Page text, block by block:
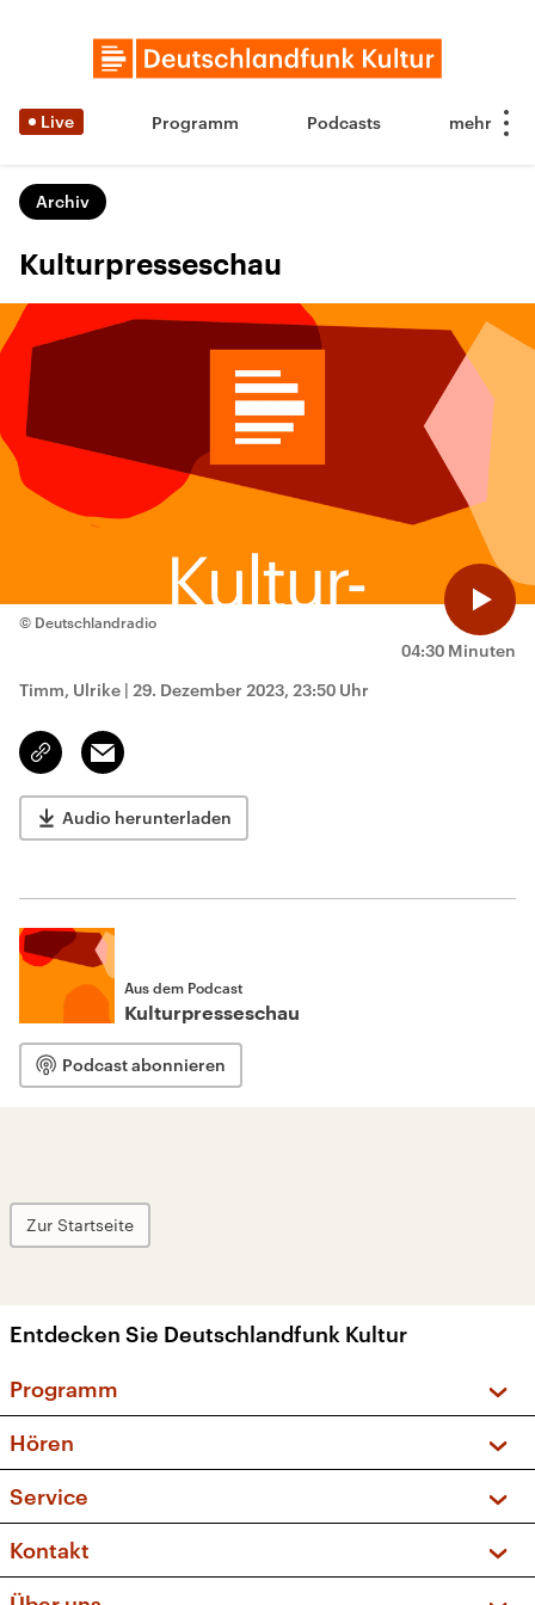
Live Programm Podcasts
Archiv
Kulturpresseschau
04:30 Minuten
© Deutschlandradio
Timm, Ulrike | 29. Dezember 2023, 23:50 Uhr
Link
kopieren/teilen
Email
Audio herunterladen
Aus dem Podcast
Kulturpresseschau
Podcast abonnieren
Zur Startseite
Entdecken Sie Deutschlandfunk Kultur
Programm
Sendungen und Podcasts
Musikliste
Kakadu – Das Kinderprogramm
Hören
Frequenzen (UKW + DAB+)
Service
FAQ
Apps
Kontakt